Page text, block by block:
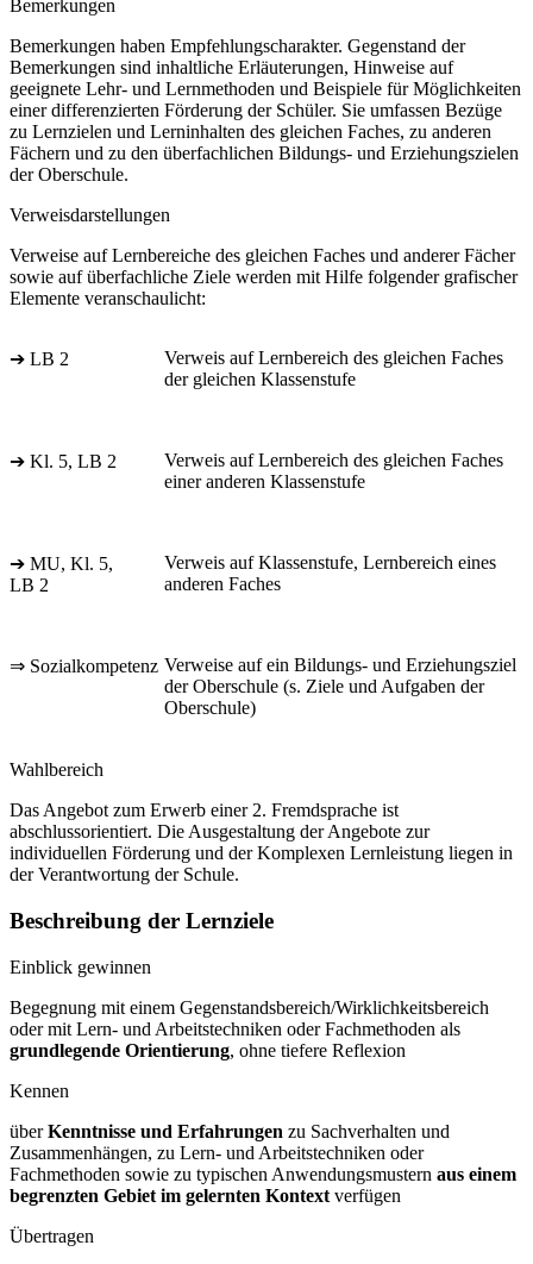
Bemerkungen
Bemerkungen haben Empfehlungscharakter. Gegenstand der
Bemerkungen sind inhaltliche Erläuterungen, Hinweise auf
geeignete Lehr- und Lernmethoden und Beispiele für Möglichkeiten
einer differenzierten Förderung der Schüler. Sie umfassen Bezüge
zu Lernzielen und Lerninhalten des gleichen Faches, zu anderen
Fächern und zu den überfachlichen Bildungs- und Erziehungszielen
der Oberschule.
Verweisdarstellungen
Verweise auf Lernbereiche des gleichen Faches und anderer Fächer
sowie auf überfachliche Ziele werden mit Hilfe folgender grafischer
Elemente veranschaulicht:
➔ LB 2
Verweis auf Lernbereich des gleichen Faches
der gleichen Klassenstufe
➔ Kl. 5, LB 2
Verweis auf Lernbereich des gleichen Faches
einer anderen Klassenstufe
➔ MU, Kl. 5,
LB 2
Verweis auf Klassenstufe, Lernbereich eines
anderen Faches
⇒ Sozialkompetenz Verweise auf ein Bildungs- und Erziehungsziel
der Oberschule (s. Ziele und Aufgaben der
Oberschule)
Wahlbereich
Das Angebot zum Erwerb einer 2. Fremdsprache ist
abschlussorientiert. Die Ausgestaltung der Angebote zur
individuellen Förderung und der Komplexen Lernleistung liegen in
der Verantwortung der Schule.
Beschreibung der Lernziele
Einblick gewinnen
Begegnung mit einem Gegenstandsbereich/Wirklichkeitsbereich
oder mit Lern- und Arbeitstechniken oder Fachmethoden als
grundlegende Orientierung, ohne tiefere Reflexion
Kennen
überKenntnisse und Erfahrungen zu Sachverhalten und
Zusammenhängen, zu Lern- und Arbeitstechniken oder
Fachmethoden sowie zu typischen Anwendungsmustern aus einem
begrenzten Gebiet im gelernten Kontext verfügen
Übertragen